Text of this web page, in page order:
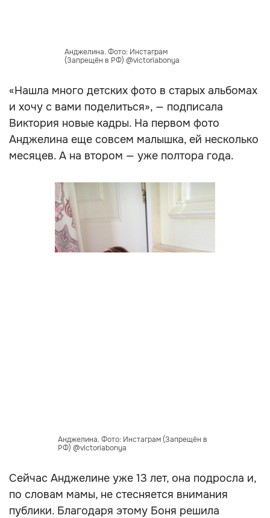
Анджелина. Фото: Инстаграм
(Запрещён в РФ) @victoriabonya
«Нашла много детских фото в старых альбомах
и хочу с вами поделиться», — подписала
Виктория новые кадры. На первом фото
Анджелина еще совсем малышка, ей несколько
месяцев. А на втором — уже полтора года.
Анджелина. Фото: Инстаграм (Запрещён в
РФ) @victoriabonya
Сейчас Анджелине уже 13 лет, она подросла и,
по словам мамы, не стесняется внимания
публики. Благодаря этому Боня решила